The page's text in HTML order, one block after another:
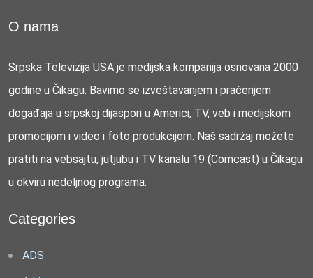
O nama
Srpska Televizija USA je medijska kompanija osnovana 2000
godine u Čikagu. Bavimo se izveštavanjem i praćenjem
događaja u srpskoj dijaspori u Americi, TV, veb i medijskom
promocijom i video i foto produkcijom. Naš sadržaj možete
pratiti na vebsajtu, jutjubu i TV kanalu 19 (Comcast) u Čikagu
u okviru nedeljnog programa.
Categories
ADS